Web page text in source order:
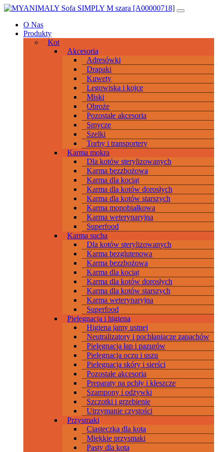
Przeskocz
treści
Main
Navigation
O Nas
Produkty
Kot
Akcesoria
Adresówki
Drapaki
Kuwety
Legowiska i kojce
Miski
Obroże
Pozostałe akcesoria
Smycze
Szelki
Torby i transportery
Karma mokra
Dla kotów sterylizowanych
Karma bezzbożowa
Karma dla kociąt
Karma dla kotów dorosłych
Karma dla kotów starszych
Karma monobiałkowa
Karma weterynaryjna
Superfood
Karma sucha
Dla kotów sterylizowanych
Karma bezglutenowa
Karma bezzbożowa
Karma dla kociąt
Karma dla kotów dorosłych
Karma dla kotów starszych
Karma weterynaryjna
Superfood
Pielęgnacja i higiena
Higiena jamy ustnej
Neutralizatory i pochłaniacze zapachów
Pielęgnacja łap i pazurów
Pielęgnacja oczu i uszu
Pielęgnacja skóry i sierści
Pozostałe akcesoria
Preparaty na pchły i kleszcze
Szampony i odżywki
Szczotki i grzebienie
Utrzymanie czystości
Przysmaki
Ciasteczka dla kota
Miękkie przysmaki
Pasty dla kota